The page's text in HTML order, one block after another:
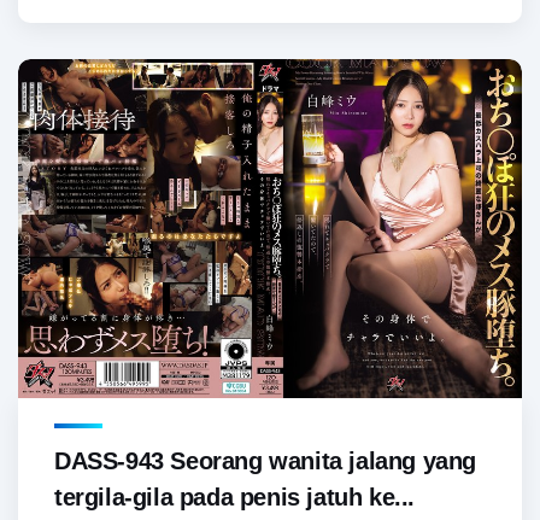
DASS-943 Seorang wanita jalang yang
tergila-gila pada penis jatuh ke...